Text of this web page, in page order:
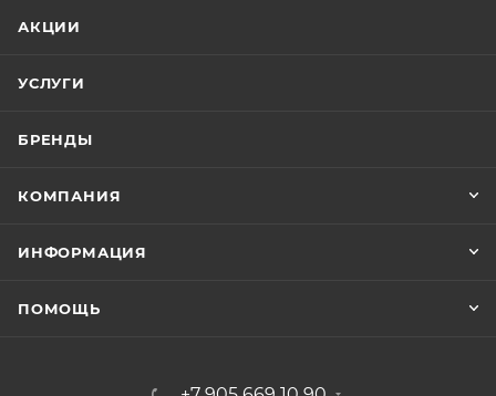
АКЦИИ
УСЛУГИ
БРЕНДЫ
КОМПАНИЯ
ИНФОРМАЦИЯ
ПОМОЩЬ